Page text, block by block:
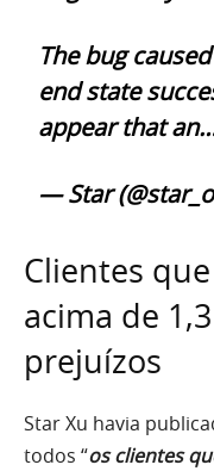
The bug
end state
appear that
— Star
Clientes
acima de
prejuízos
Star Xu havia
todos “os clientes